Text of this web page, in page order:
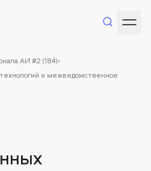
АИ #2 (184)
и межведомственное